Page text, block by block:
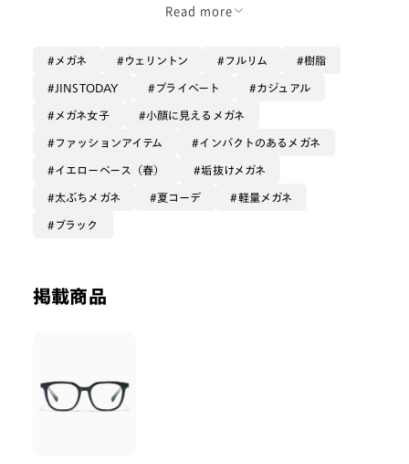
Read more
メガネ ウェリントン フルリム 樹脂
JINSTODAY プライベート カジュアル
メガネ女子 小顔に見えるメガネ
ファッションアイテム インパクトのあるメガネ
イエローベース（春） 垢抜けメガネ
太ぶちメガネ 夏コーデ 軽量メガネ
ブラック
掲載商品